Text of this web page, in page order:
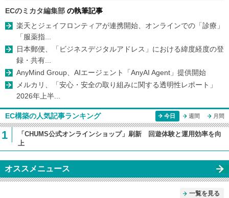
ECのミカタ編集部 の執筆記事
楽天とジェイフロンティアが連携開始、オンラインでの「診療」
「服薬指...
日本郵便、「ビジネスデジタルアドレス」における緯度経度の登
録・共有...
AnyMind Group、AIエージェント「AnyAI Agent」提供開始
メルカリ、「安心・安全の取り組みに関する透明性レポート」
2026年上半...
EC構築の人気記事ランキング 今日 週間 月間
1
「CHUMS公式オンラインショップ」刷新 回遊体験と運用効率を向
上
オススメニュース
一覧を見る